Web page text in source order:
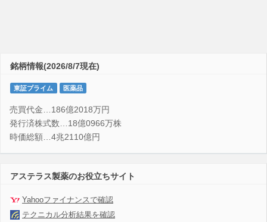
銘柄情報(2026/8/7現在)
東証プライム 医薬品
売買代金…186億2018万円
発行済株式数…18億0966万株
時価総額…4兆2110億円
アステラス製薬のお役立ちサイト
Yahooファイナンスで確認
テクニカル分析結果を確認